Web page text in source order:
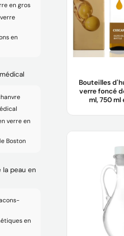
en gros
en
verre en
Boston
la peau en
en
Bouteilles
verre foncé
ml, 750 ml
Matériau du
Échantillon :
gratuit pour vous.
Logo du
Apprendre